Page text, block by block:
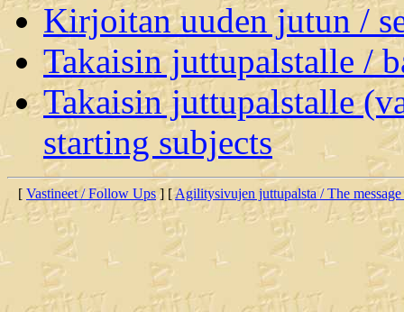
Kirjoitan uuden jutun /
Takaisin juttupalstalle /
Takaisin juttupalstalle
starting subjects
[ Vastineet / Follow Ups] [Agilitysivujen juttupalsta / The